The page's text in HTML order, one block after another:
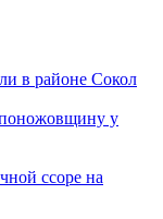
в районе Сокол
у
ссоре на